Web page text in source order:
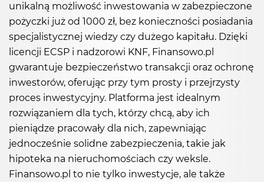
unikalną możliwość inwestowania w zabezpieczone
pożyczki już od 1000 zł, bez konieczności posiadania
specjalistycznej wiedzy czy dużego kapitału. Dzięki
licencji ECSP i nadzorowi KNF, Finansowo.pl
gwarantuje bezpieczeństwo transakcji oraz ochronę
inwestorów, oferując przy tym prosty i przejrzysty
proces inwestycyjny. Platforma jest idealnym
rozwiązaniem dla tych, którzy chcą, aby ich
pieniądze pracowały dla nich, zapewniając
jednocześnie solidne zabezpieczenia, takie jak
hipoteka na nieruchomościach czy weksle.
Finansowo.pl to nie tylko inwestycje, ale także